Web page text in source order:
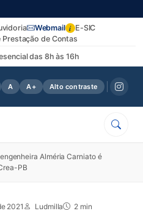
das 8h às 16h
Webmail i E-SIC
Prestação de Contas
A A+ Alto contraste
Alméria Carniato é
PB
2021 Ludmilla 2 min